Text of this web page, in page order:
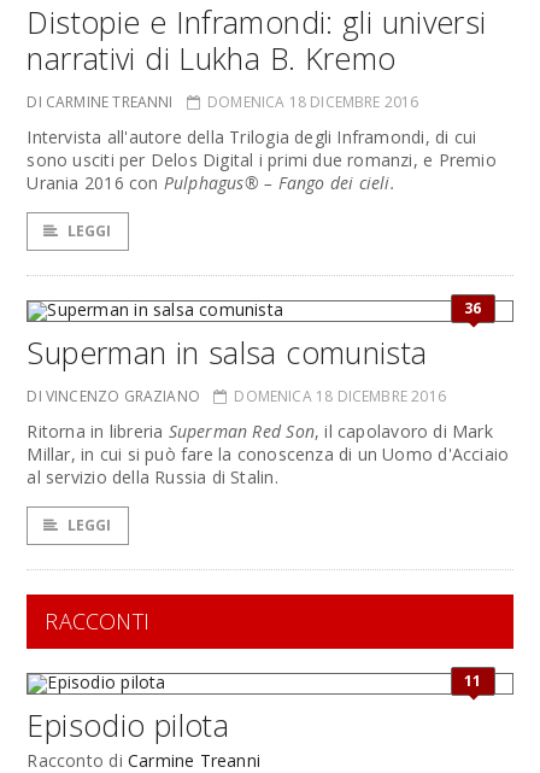
Distopie e Inframondi: gli universi
narrativi di Lukha B. Kremo
DI CARMINE TREANNI DOMENICA 18 DICEMBRE 2016
Intervista all'autore della Trilogia degli Inframondi, di cui
sono usciti per Delos Digital i primi due romanzi, e Premio
Urania 2016 con Pulphagus® – Fango dei cieli.
LEGGI
36
Superman in salsa comunista
DI VINCENZO GRAZIANO DOMENICA 18 DICEMBRE 2016
Ritorna in libreria Superman Red Son, il capolavoro di Mark
Millar, in cui si può fare la conoscenza di un Uomo d'Acciaio
al servizio della Russia di Stalin.
LEGGI
RACCONTI
11
Episodio pilota
Racconto di Carmine Treanni